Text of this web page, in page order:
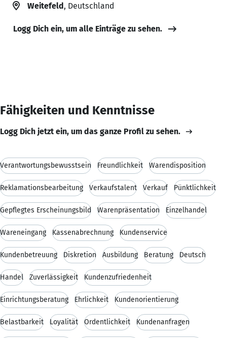
Weitefeld, Deutschland
Logg Dich ein, um alle Einträge zu sehen.
Fähigkeiten und Kenntnisse
Logg Dich jetzt ein, um das ganze Profil zu sehen.
Verantwortungsbewusstsein Freundlichkeit Warendisposition
Reklamationsbearbeitung Verkaufstalent Verkauf Pünktlichkeit
Gepflegtes Erscheinungsbild Warenpräsentation Einzelhandel
Wareneingang Kassenabrechnung Kundenservice
Kundenbetreuung Diskretion Ausbildung Beratung Deutsch
Handel Zuverlässigkeit Kundenzufriedenheit
Einrichtungsberatung Ehrlichkeit Kundenorientierung
Belastbarkeit Loyalität Ordentlichkeit Kundenanfragen